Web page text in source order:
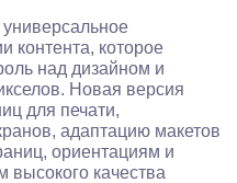
универсальное
контента, которое
над дизайном и
Новая версия
для печати,
адаптацию макетов
ориентациям и
высокого качества